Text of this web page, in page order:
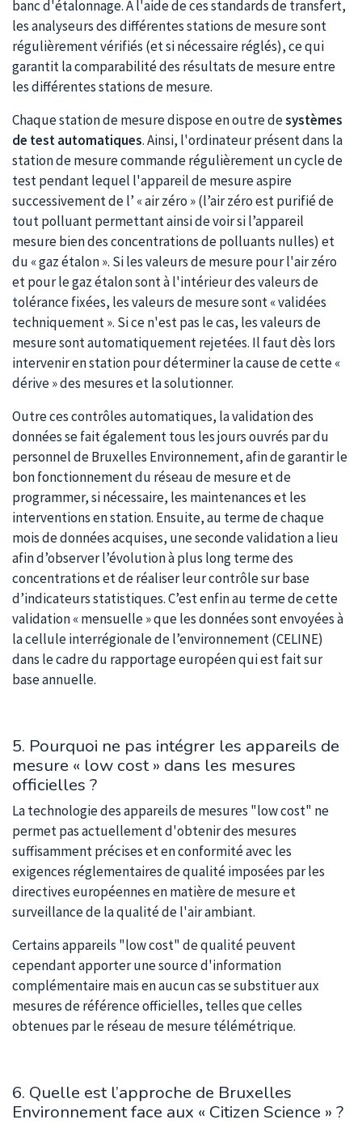
banc d'étalonnage. A l'aide de ces standards de transfert,
les analyseurs des différentes stations de mesure sont
régulièrement vérifiés (et si nécessaire réglés), ce qui
garantit la comparabilité des résultats de mesure entre
les différentes stations de mesure.
Chaque station de mesure dispose en outre desystèmes
de test automatiques. Ainsi, l'ordinateur présent dans la
station de mesure commande régulièrement un cycle de
test pendant lequel l'appareil de mesure aspire
successivement de l’ « air zéro » (l’air zéro est purifié de
tout polluant permettant ainsi de voir si l’appareil
mesure bien des concentrations de polluants nulles) et
du « gaz étalon ». Si les valeurs de mesure pour l'air zéro
et pour le gaz étalon sont à l'intérieur des valeurs de
tolérance fixées, les valeurs de mesure sont « validées
techniquement ». Si ce n'est pas le cas, les valeurs de
mesure sont automatiquement rejetées. Il faut dès lors
intervenir en station pour déterminer la cause de cette «
dérive » des mesures et la solutionner.
Outre ces contrôles automatiques, la validation des
données se fait également tous les jours ouvrés par du
personnel de Bruxelles Environnement, afin de garantir le
bon fonctionnement du réseau de mesure et de
programmer, si nécessaire, les maintenances et les
interventions en station. Ensuite, au terme de chaque
mois de données acquises, une seconde validation a lieu
afin d’observer l’évolution à plus long terme des
concentrations et de réaliser leur contrôle sur base
d’indicateurs statistiques. C’est enfin au terme de cette
validation « mensuelle » que les données sont envoyées à
la cellule interrégionale de l’environnement (CELINE)
dans le cadre du rapportage européen qui est fait sur
base annuelle.
5. Pourquoi ne pas intégrer les appareils de
mesure « low cost » dans les mesures
officielles ?
La technologie des appareils de mesures "low cost" ne
permet pas actuellement d'obtenir des mesures
suffisamment précises et en conformité avec les
exigences réglementaires de qualité imposées par les
directives européennes en matière de mesure et
surveillance de la qualité de l'air ambiant.
Certains appareils "low cost" de qualité peuvent
cependant apporter une source d'information
complémentaire mais en aucun cas se substituer aux
mesures de référence officielles, telles que celles
obtenues par le réseau de mesure télémétrique.
6. Quelle est l’approche de Bruxelles
Environnement face aux « Citizen Science » ?